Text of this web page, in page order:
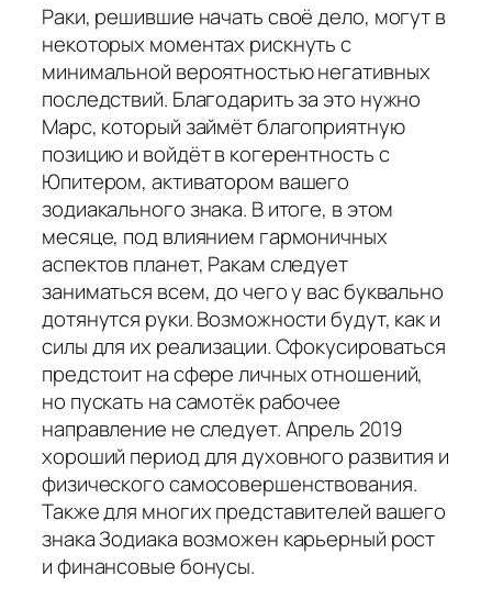
Раки, решившие начать своё дело, могут в
некоторых моментах рискнуть с
минимальной вероятностью негативных
последствий. Благодарить за это нужно
Марс, который займёт благоприятную
позицию и войдёт в когерентность с
Юпитером, активатором вашего
зодиакального знака. В итоге, в этом
месяце, под влиянием гармоничных
аспектов планет, Ракам следует
заниматься всем, до чего у вас буквально
дотянутся руки. Возможности будут, как и
силы для их реализации. Сфокусироваться
предстоит на сфере личных отношений,
но пускать на самотёк рабочее
направление не следует. Апрель 2019
хороший период для духовного развития и
физического самосовершенствования.
Также для многих представителей вашего
знака Зодиака возможен карьерный рост
и финансовые бонусы.